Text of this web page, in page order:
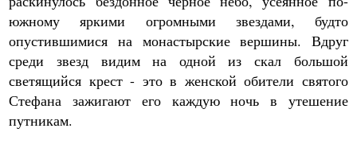
южному яркими огромными звездами, будто
опустившимися на монастырские вершины. Вдруг
среди звезд видим на одной из скал большой
светящийся крест - это в женской обители святого
Стефана зажигают его каждую ночь в утешение
путникам.